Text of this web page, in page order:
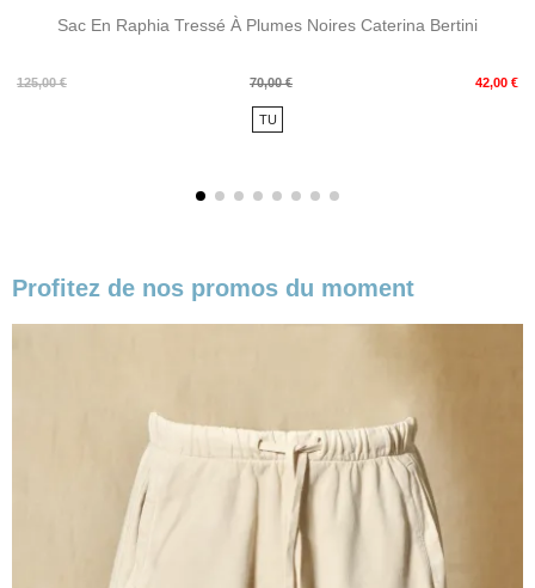
Sac En Raphia Tressé À Plumes Noires Caterina Bertini
125,00 €
Prix
70,00 € 42,00 €
Prix
TU
Profitez de nos promos du moment